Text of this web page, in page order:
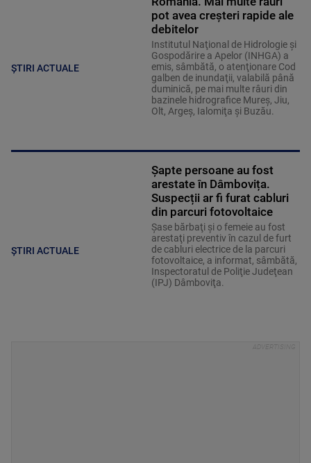
ȘTIRI ACTUALE
pot avea creșteri rapide ale
debitelor
Institutul Naţional de Hidrologie şi
Gospodărire a Apelor (INHGA) a
emis, sâmbătă, o atenţionare Cod
galben de inundaţii, valabilă până
duminică, pe mai multe râuri din
bazinele hidrografice Mureş, Jiu,
Olt, Argeş, Ialomiţa şi Buzău.
ȘTIRI ACTUALE
Șapte persoane au fost
arestate în Dâmbovița.
Suspecții ar fi furat cabluri
din parcuri fotovoltaice
Şase bărbaţi şi o femeie au fost
arestaţi preventiv în cazul de furt
de cabluri electrice de la parcuri
fotovoltaice, a informat, sâmbătă,
Inspectoratul de Poliţie Judeţean
(IPJ) Dâmboviţa.